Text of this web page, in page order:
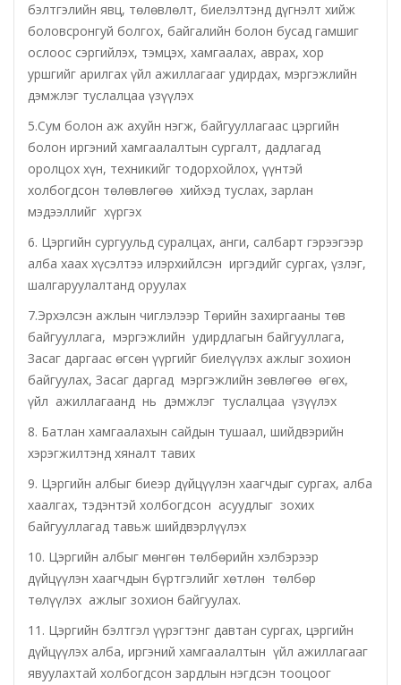
Цагдаагийн газар
Шүүх шинжилгээний хэлтэс
Шүүхийн шийдвэр гүйцэтгэх газар-437 дугаар
нээлттэй хорих анги
Эрүүл мэндийн газар
Авто тээврийн төв
Мал эмнэлгийн газар
Хүнс, хөдөө аж ахуйн газар
Баян-Өндөр сумын ЗДТГ
Жаргалант сумын ЗДТГ
Орхон аймгийн Иргэний хэргийн давж заалдах
Орхон аймгийн Эрүүгийн хэргийн давж заалдах
шатны шүүх
Орхон аймаг дахь Захиргааны хэргийн анхан
шатны шүүх
Орхон аймаг дахь Сум дундын эрүүгийн хэргийн
анхан шатны шүүх
бэлтгэлийн явц, төлөвлөлт, биелэлтэнд дүгнэлт хийж
боловсронгуй болгох, байгалийн болон бусад гамшиг
ослоос сэргийлэх, тэмцэх, хамгаалах, аврах, хор
уршгийг арилгах үйл ажиллагааг удирдах, мэргэжлийн
дэмжлэг туслалцаа үзүүлэх
5.Сум болон аж ахуйн нэгж, байгууллагаас цэргийн
болон иргэний хамгаалалтын сургалт, дадлагад
оролцох хүн, техникийг тодорхойлох, үүнтэй
холбогдсон төлөвлөгөө хийхэд туслах, зарлан
мэдээллийг хүргэх
6. Цэргийн сургуульд суралцах, анги, салбарт гэрээгээр
алба хаах хүсэлтээ илэрхийлсэн иргэдийг сургах, үзлэг,
шалгаруулалтанд оруулах
7.Эрхэлсэн ажлын чиглэлээр Төрийн захиргааны төв
байгууллага, мэргэжлийн удирдлагын байгууллага,
Засаг даргаас өгсөн үүргийг биелүүлэх ажлыг зохион
байгуулах, Засаг даргад мэргэжлийн зөвлөгөө өгөх,
үйл ажиллагаанд нь дэмжлэг туслалцаа үзүүлэх
8. Батлан хамгаалахын сайдын тушаал, шийдвэрийн
хэрэгжилтэнд хяналт тавих
9. Цэргийн албыг биеэр дүйцүүлэн хаагчдыг сургах, алба
хаалгах, тэдэнтэй холбогдсон асуудлыг зохих
байгууллагад тавьж шийдвэрлүүлэх
10. Цэргийн албыг мөнгөн төлбөрийн хэлбэрээр
дүйцүүлэн хаагчдын бүртгэлийг хөтлөн төлбөр
төлүүлэх ажлыг зохион байгуулах.
11. Цэргийн бэлтгэл үүрэгтэнг давтан сургах, цэргийн
дүйцүүлэх алба, иргэний хамгаалалтын үйл ажиллагааг
явуулахтай холбогдсон зардлын нэгдсэн тооцоог